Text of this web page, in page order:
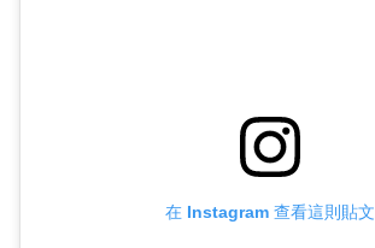
在 Instagram 查看這則貼文